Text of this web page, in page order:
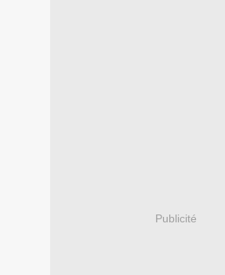
Publicité